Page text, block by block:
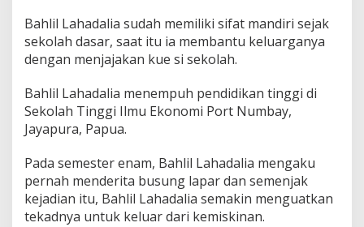
Bahlil Lahadalia sudah memiliki sifat mandiri sejak
sekolah dasar, saat itu ia membantu keluarganya
dengan menjajakan kue si sekolah.
Bahlil Lahadalia menempuh pendidikan tinggi di
Sekolah Tinggi Ilmu Ekonomi Port Numbay,
Jayapura, Papua.
Pada semester enam, Bahlil Lahadalia mengaku
pernah menderita busung lapar dan semenjak
kejadian itu, Bahlil Lahadalia semakin menguatkan
tekadnya untuk keluar dari kemiskinan.